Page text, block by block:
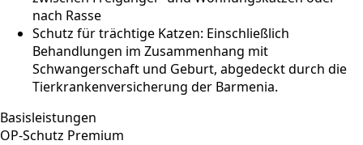
nach Rasse
Schutz für trächtige Katzen: Einschließlich
Behandlungen im Zusammenhang mit
Schwangerschaft und Geburt, abgedeckt durch die
Tierkrankenversicherung der Barmenia.
Basisleistungen
OP-Schutz Premium